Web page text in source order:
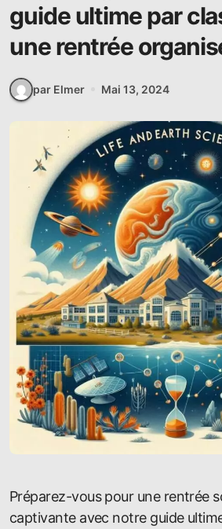
guide ultime par
une rentrée
par Elmer Mai 13, 2024
Préparez-vous pour une rentrée scolaire organisée et
captivante avec notre guide